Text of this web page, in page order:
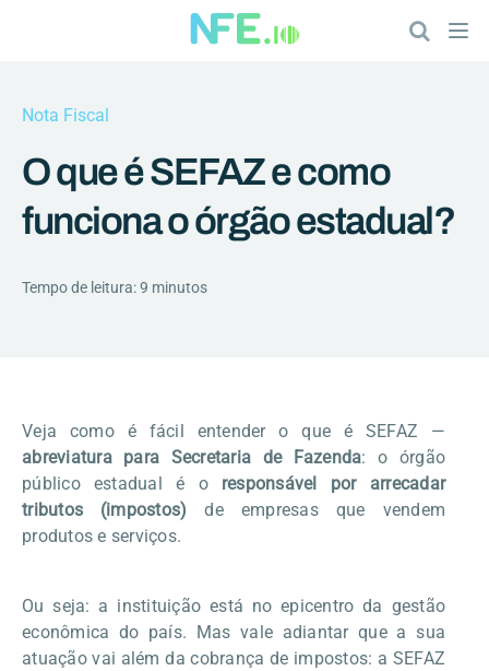
Nota Fiscal
O que é SEFAZ e como
funciona o órgão estadual?
Tempo de leitura: 9 minutos
Veja como é fácil entender o que é SEFAZ —
abreviatura para Secretaria de Fazenda: o órgão
público estadual é o responsável por arrecadar
tributos (impostos) de empresas que vendem
produtos e serviços.
Ou seja: a instituição está no epicentro da gestão
econômica do país. Mas vale adiantar que a sua
atuação vai além da cobrança de impostos: a SEFAZ